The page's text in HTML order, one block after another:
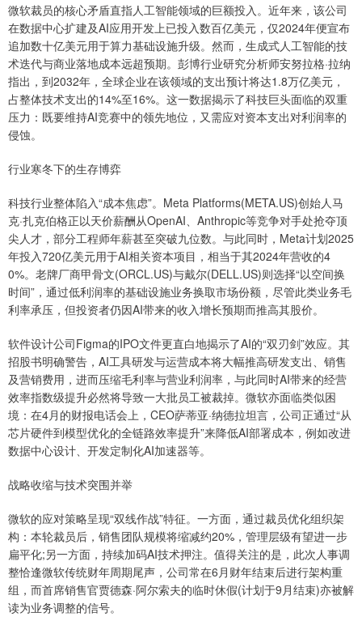
微软裁员的核心矛盾直指人工智能领域的巨额投入。近年来，该公司
在数据中心扩建及AI应用开发上已投入数百亿美元，仅2024年便宣布
追加数十亿美元用于算力基础设施升级。然而，生成式人工智能的技
术迭代与商业落地成本远超预期。彭博行业研究分析师安努拉格·拉纳
指出，到2032年，全球企业在该领域的支出预计将达1.8万亿美元，
占整体技术支出的14%至16%。这一数据揭示了科技巨头面临的双重
压力：既要维持AI竞赛中的领先地位，又需应对资本支出对利润率的
侵蚀。
行业寒冬下的生存博弈
科技行业整体陷入“成本焦虑”。Meta Platforms(META.US)创始人马
克·扎克伯格正以天价薪酬从OpenAI、Anthropic等竞争对手处抢夺顶
尖人才，部分工程师年薪甚至突破九位数。与此同时，Meta计划2025
年投入720亿美元用于AI相关资本项目，相当于其2024年营收的4
0%。老牌厂商甲骨文(ORCL.US)与戴尔(DELL.US)则选择“以空间换
时间”，通过低利润率的基础设施业务换取市场份额，尽管此类业务毛
利率承压，但投资者仍因AI带来的收入增长预期而推高其股价。
软件设计公司Figma的IPO文件更直白地揭示了AI的“双刃剑”效应。其
招股书明确警告，AI工具研发与运营成本将大幅推高研发支出、销售
及营销费用，进而压缩毛利率与营业利润率，与此同时AI带来的经营
效率指数级提升必然将导致一大批员工被裁掉。微软亦面临类似困
境：在4月的财报电话会上，CEO萨蒂亚·纳德拉坦言，公司正通过“从
芯片硬件到模型优化的全链路效率提升”来降低AI部署成本，例如改进
数据中心设计、开发定制化AI加速器等。
战略收缩与技术突围并举
微软的应对策略呈现“双线作战”特征。一方面，通过裁员优化组织架
构：本轮裁员后，销售团队规模将缩减约20%，管理层级有望进一步
扁平化;另一方面，持续加码AI技术押注。值得关注的是，此次人事调
整恰逢微软传统财年周期尾声，公司常在6月财年结束后进行架构重
组，而首席销售官贾德森·阿尔索夫的临时休假(计划于9月结束)亦被解
读为业务调整的信号。